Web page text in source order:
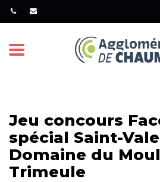
Menu
Jeu concours
spécial Saint-
Domaine du
Trimeule